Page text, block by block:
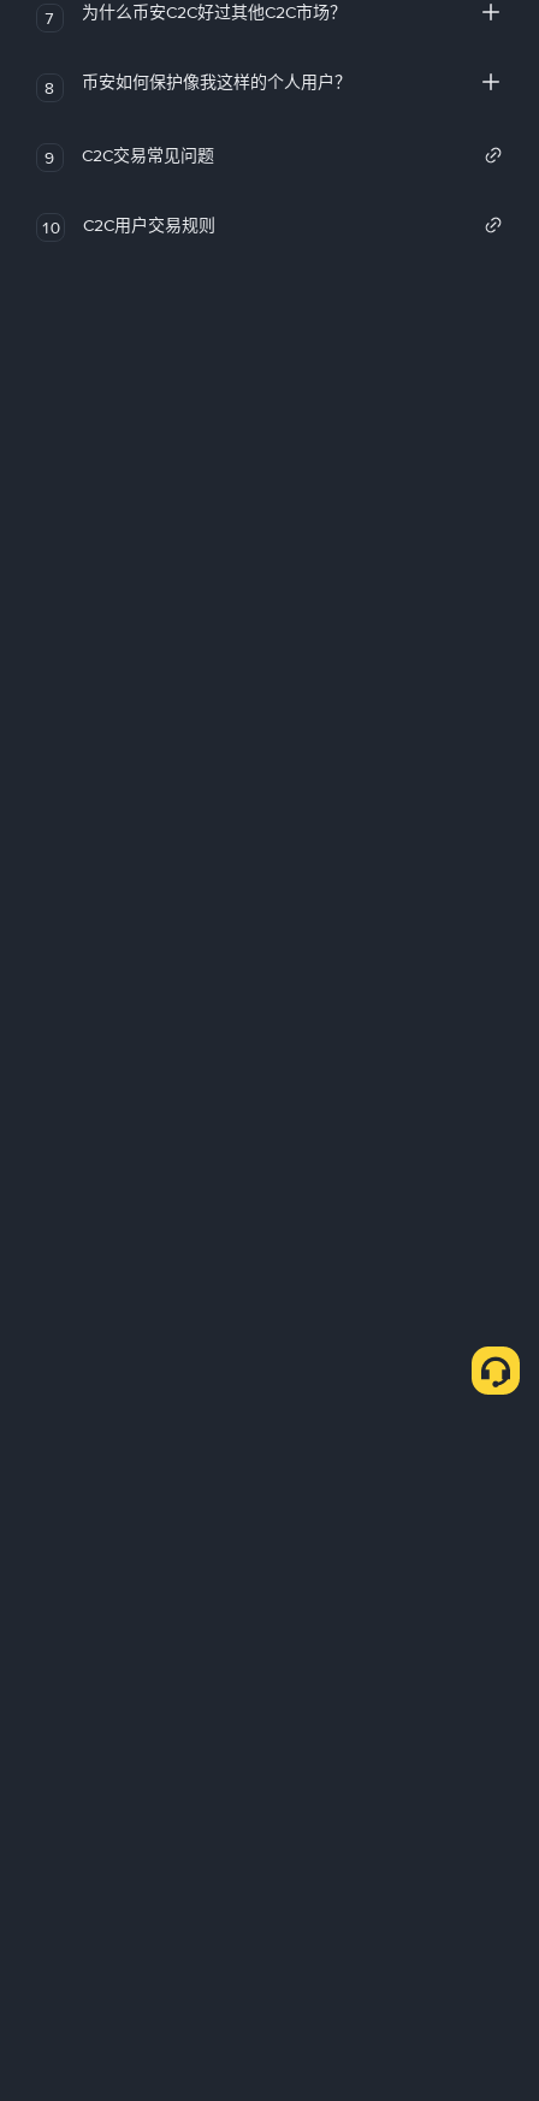
7 为什么币安C2C好过其他C2C市场？
8 币安如何保护像我这样的个人用户？
9 C2C交易常见问题
10 C2C用户交易规则